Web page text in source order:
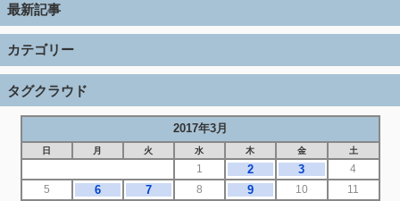
最新記事
カテゴリー
タグクラウド
2017年3月
日 月 火 水 木 金 土
1 2 3
4
5
6 7 8 9 10 11